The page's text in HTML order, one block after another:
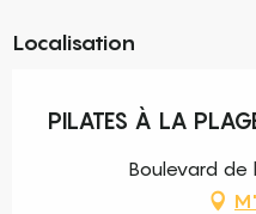
Localisation
PILATES À LA
Boulevard de